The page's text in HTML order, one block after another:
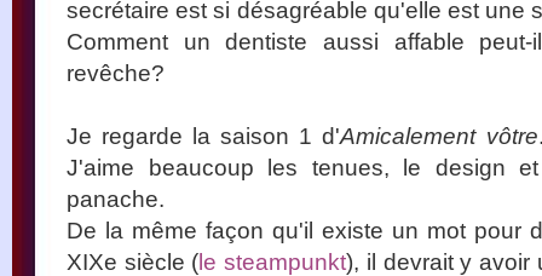
secrétaire est si désagréable qu'elle est une
Comment un dentiste aussi affable
revêche?
Je regarde la saison 1 d'Amicalement vôtre
J'aime beaucoup les tenues, le design
panache.
De la même façon qu'il existe un mot pour
XIXe siècle (le steampunkt), il devrait y avoir